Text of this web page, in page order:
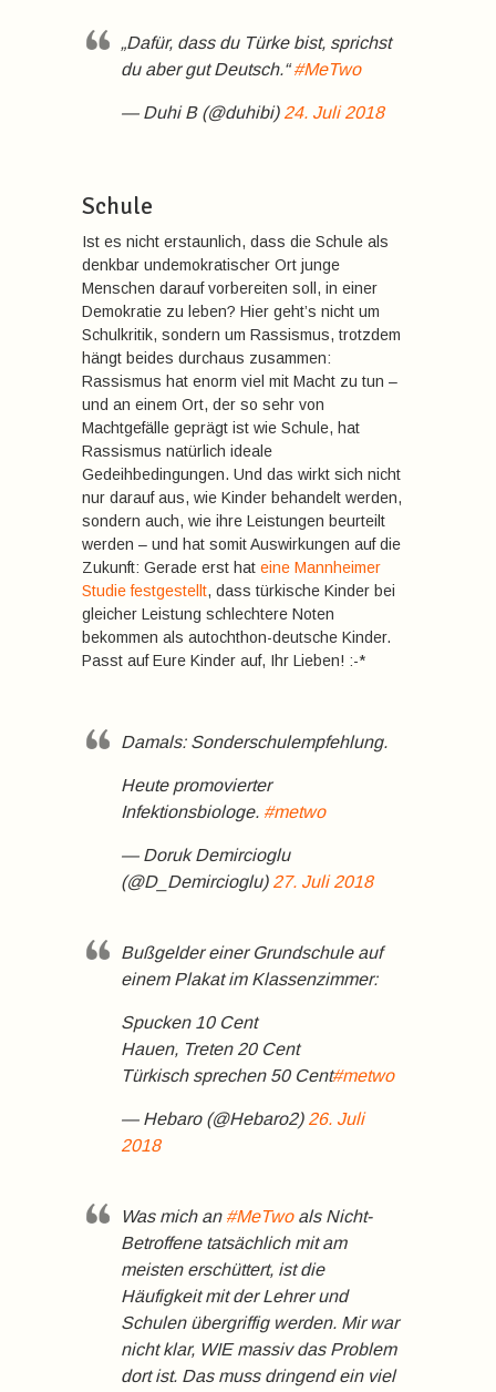
„Dafür, dass du Türke bist, sprichst
du aber gut Deutsch.“#MeTwo
— Duhi B (@duhibi) 24. Juli 2018
Schule
Ist es nicht erstaunlich, dass die Schule als
denkbar undemokratischer Ort junge
Menschen darauf vorbereiten soll, in einer
Demokratie zu leben? Hier geht’s nicht um
Schulkritik, sondern um Rassismus, trotzdem
hängt beides durchaus zusammen:
Rassismus hat enorm viel mit Macht zu tun –
und an einem Ort, der so sehr von
Machtgefälle geprägt ist wie Schule, hat
Rassismus natürlich ideale
Gedeihbedingungen. Und das wirkt sich nicht
nur darauf aus, wie Kinder behandelt werden,
sondern auch, wie ihre Leistungen beurteilt
werden – und hat somit Auswirkungen auf die
Zukunft: Gerade erst hat eine Mannheimer
Studie festgestellt, dass türkische Kinder bei
gleicher Leistung schlechtere Noten
bekommen als autochthon-deutsche Kinder.
Passt auf Eure Kinder auf, Ihr Lieben! :-*
Damals: Sonderschulempfehlung.
Heute promovierter
Infektionsbiologe. #metwo
— Doruk Demircioglu
(@D_Demircioglu) 27. Juli 2018
Bußgelder einer Grundschule auf
einem Plakat im Klassenzimmer:
Spucken 10 Cent
Hauen, Treten 20 Cent
Türkisch sprechen 50 Cent#metwo
— Hebaro (@Hebaro2) 26. Juli
2018
Was mich an #MeTwoals Nicht-
Betroffene tatsächlich mit am
meisten erschüttert, ist die
Häufigkeit mit der Lehrer und
Schulen übergriffig werden. Mir war
nicht klar, WIE massiv das Problem
dort ist. Das muss dringend ein viel